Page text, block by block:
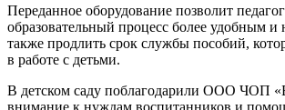
Переданное оборудование позволит
образовательный процесс более удобным и
также продлить срок службы пособий,
в работе с детьми.
В детском саду поблагодарили ООО ЧОП
внимание к нуждам воспитанников и